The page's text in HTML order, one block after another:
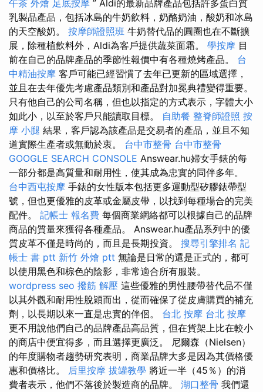
午茶 外燴 足底按摩 ” Aldi的最新品牌產品包括許多蛋白質
乳製品產品，包括冰島的牛奶飲料，奶酪奶油，酸奶和冰島
的天空酸奶。 按摩師證照班 牛奶替代品的圓圈也在不斷擴
展，除種植飲料外，Aldi為客戶提供蔬菜面霜。 學按摩 目
前在自己的品牌產品的季節性報價中有各種燒烤產品。 台
中精油按摩 客戶可能已經習慣了去年已更新的區域選擇，
並且在去年優先考慮產品類別和產品對加冕典禮變得重要。
只有他自己的公司名稱，但也以指定的方式表示，字體大小
如此小，以至於客戶只能讀取目標。 自助餐 整脊師證照 按
摩 小腿 結果，客戶認為該產品是交易者的產品，並且不知
道實際生產者或無動於衷。 台中市整骨 台中市整骨
GOOGLE SEARCH CONSOLE Answear.hu婦女手錶的每
一部分都是高質量和耐用性，使其成為忠實的同伴多年。
台中西屯按摩 手錶的女性版本包括更多運動型矽膠錶帶型
號，但也更優雅的皮革或金屬皮帶，以找到每種場合的完美
配件。 記帳士 報名費 每個商業網絡都可以根據自己的品牌
商品的質量來獲得各種產品。 Answear.hu產品系列中的優
質皮革不僅是時尚的，而且是長期投資。 搜尋引擎排名 記
帳士 書 ptt 新竹 外燴 ptt 無論是日常的還是正式的，都可
以使用黑色和棕色的陰影，非常適合所有服裝。
wordpress seo 撥筋 解壓 這些優雅的男性腰帶替代品不僅
以其外觀和耐用性脫穎而出，從而確保了從皮膚購買的補充
劑，以長期以來一直是忠實的伴侶。 台北 按摩 台北 按摩
更不用說他們自己的品牌產品高品質，但在貨架上比在較小
的商店中便宜得多，而且選擇更廣泛。 尼爾森（Nielsen）
的年度購物者趨勢研究表明，商業品牌大多是因為其價格優
惠和價格比。 后里按摩 拔罐教學 將近一半（45％）的消
費者表示，他們不落後於製造商的品牌。 湖口整骨 我們還